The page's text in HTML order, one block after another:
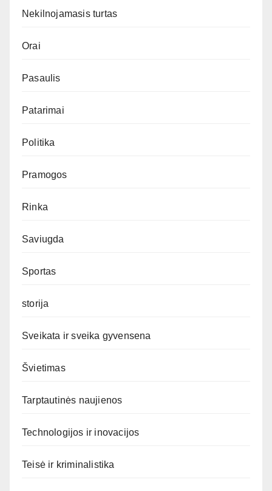
Nekilnojamasis turtas
Orai
Pasaulis
Patarimai
Politika
Pramogos
Rinka
Saviugda
Sportas
storija
Sveikata ir sveika gyvensena
Švietimas
Tarptautinės naujienos
Technologijos ir inovacijos
Teisė ir kriminalistika